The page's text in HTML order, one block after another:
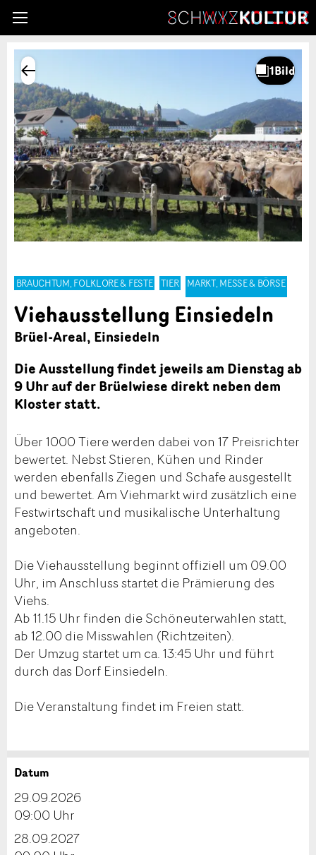
BRAUCHTUM, FOLKLORE & FESTE TIER MARKT, MESSE & BÖRSE
Viehausstellung Einsiedeln
Brüel-Areal, Einsiedeln
Die Ausstellung findet jeweils am Dienstag ab
9 Uhr auf der Brüelwiese direkt neben dem
Kloster statt.
Über 1000 Tiere werden dabei von 17 Preisrichter
bewertet. Nebst Stieren, Kühen und Rinder
werden ebenfalls Ziegen und Schafe ausgestellt
und bewertet. Am Viehmarkt wird zusätzlich eine
Festwirtschaft und musikalische Unterhaltung
angeboten.
Die Viehausstellung beginnt offiziell um 09.00
Uhr, im Anschluss startet die Prämierung des
Viehs.
Ab 11.15 Uhr finden die Schöneuterwahlen statt,
ab 12.00 die Misswahlen (Richtzeiten).
Der Umzug startet um ca. 13:45 Uhr und führt
durch das Dorf Einsiedeln.
Die Veranstaltung findet im Freien statt.
Anzeige beanstanden
Ihr Feedback wird sehr geschätzt!
Anzeige weiterempfehlen
Empfehlen Sie diese Anzeige an Freunde weiter.
Reservation
Veranstaltungsdatum *:
Datum
29.09.2026
09:00 Uhr
28.09.2027